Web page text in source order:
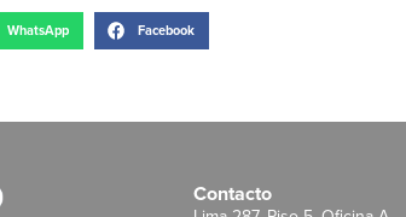
WhatsApp Facebook
Contacto